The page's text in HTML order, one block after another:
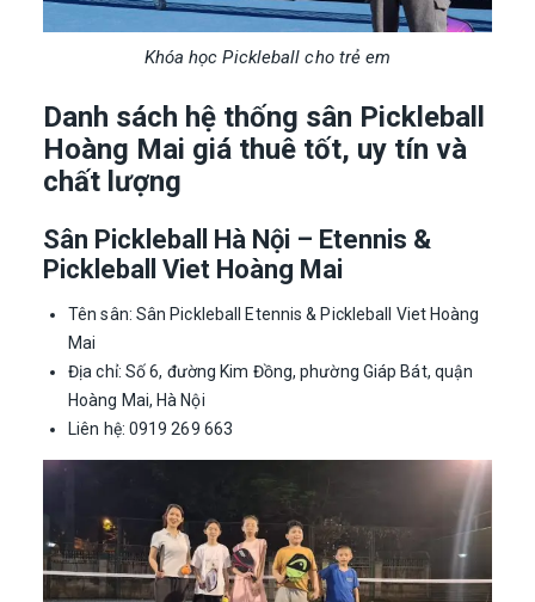
Khóa học Pickleball cho trẻ em
Danh sách hệ thống sân Pickleball
Hoàng Mai giá thuê tốt, uy tín và
chất lượng
Sân Pickleball Hà Nội – Etennis &
Pickleball Viet Hoàng Mai
Tên sân: Sân Pickleball Etennis & Pickleball Viet Hoàng
Mai
Địa chỉ: Số 6, đường Kim Đồng, phường Giáp Bát, quận
Hoàng Mai, Hà Nội
Liên hệ: 0919 269 663